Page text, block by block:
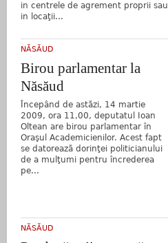
in centrele de agrement proprii sau
in locaţii...
NĂSĂUD
Birou parlamentar la
Năsăud
Începând de astăzi, 14 martie
2009, ora 11,00, deputatul Ioan
Oltean are birou parlamentar în
Oraşul Academicienilor. Acest fapt
se datorează dorinţei politicianului
de a mulţumi pentru încrederea
pe...
NĂSĂUD